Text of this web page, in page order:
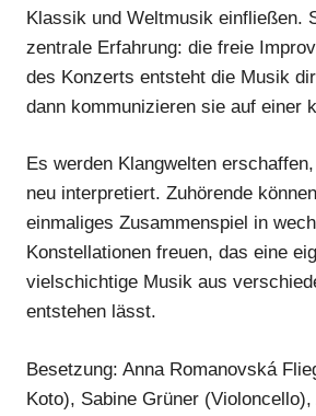
Klassik und Weltmusik einfließen.
zentrale Erfahrung: die freie
des Konzerts entsteht die Musik
dann kommunizieren sie auf einer
Es werden Klangwelten
neu interpretiert. Zuhörende
einmaliges Zusammenspiel in
Konstellationen freuen, das eine
vielschichtige Musik aus
entstehen lässt.
Besetzung: Anna Romanovská
Koto), Sabine Grüner